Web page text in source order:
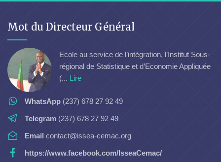
Mot du Directeur Général
Ecole au service de l’intégration, l’Institut Sous-
régional de Statistique et d’Economie Appliquée
(... Lire
WhatsApp (237) 678 27 92 49
Telegram (237) 678 27 92 49
Email contact@issea-cemac.org
https://www.facebook.com/IsseaCemac/